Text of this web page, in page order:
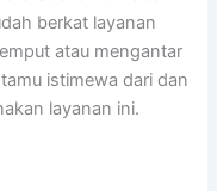
berkat layanan
atau mengantar
istimewa dari dan
layanan ini.